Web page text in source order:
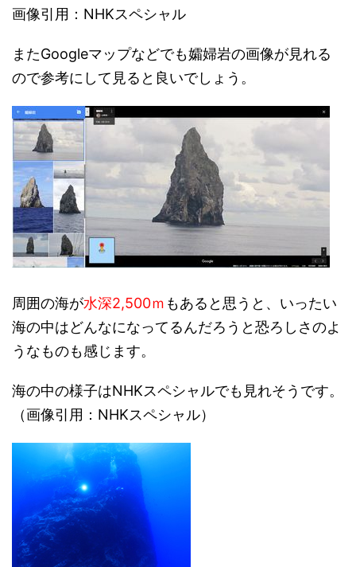
画像引用：NHKスペシャル
またGoogleマップなどでも孀婦岩の画像が見れる
ので参考にして見ると良いでしょう。
周囲の海が水深2,500ｍ もあると思うと、いったい
海の中はどんなになってるんだろうと恐ろしさのよ
うなものも感じます。
海の中の様子はNHKスペシャルでも見れそうです。
（画像引用：NHKスペシャル）